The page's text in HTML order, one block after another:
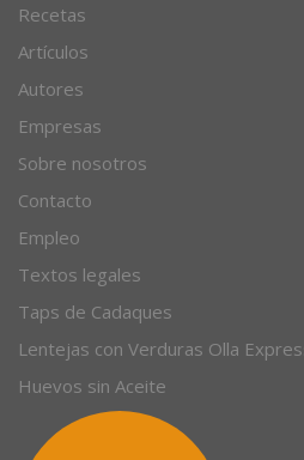
Recetas
Artículos
Autores
Empresas
Sobre nosotros
Contacto
Empleo
Textos legales
Taps de Cadaques
Lentejas con Verduras Olla
Huevos sin Aceite